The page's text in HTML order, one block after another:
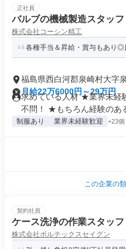
正社員
バルブの機械製造スタッフ
株式会社コーシン精工
各種手当＆昇給・賞与もあり◎
福島県西白河郡泉崎村大字
月給22万6000円～29万円
求めている人材 ★業界未経
不問！ ★もちろん経験のあ
制服あり 業界未経験歓迎 +23個
この企業の
契約社員
ケース洗浄の作業スタッフ
株式会社ボルテックスセイグン